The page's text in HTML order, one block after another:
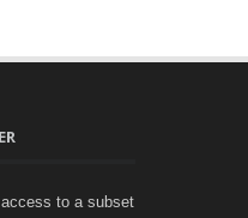
to a subset